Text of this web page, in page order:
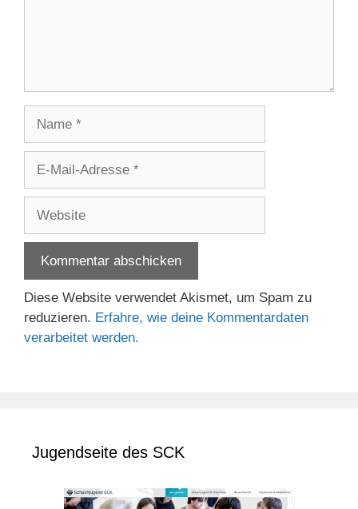
Adresse
Diese Website verwendet Akismet, um Spam zu
reduzieren. Erfahre, wie deine Kommentardaten
verarbeitet werden.
Jugendseite des SCK